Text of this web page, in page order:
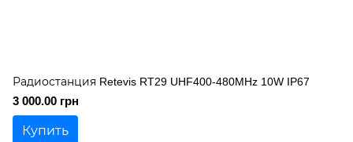
Радиостанция Retevis RT29 UHF400-480MHz 10W IP67
3 000.00 грн
Купить